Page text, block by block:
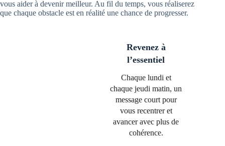
vous aider à devenir meilleur. Au fil du temps, vous réaliserez
que chaque obstacle est en réalité une chance de progresser.
Revenez à
l’essentiel
Chaque lundi et
chaque jeudi matin, un
message court pour
vous recentrer et
avancer avec plus de
cohérence.